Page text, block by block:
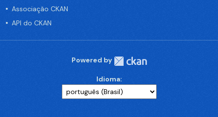
Associação CKAN
API do CKAN
Powered by
Idioma